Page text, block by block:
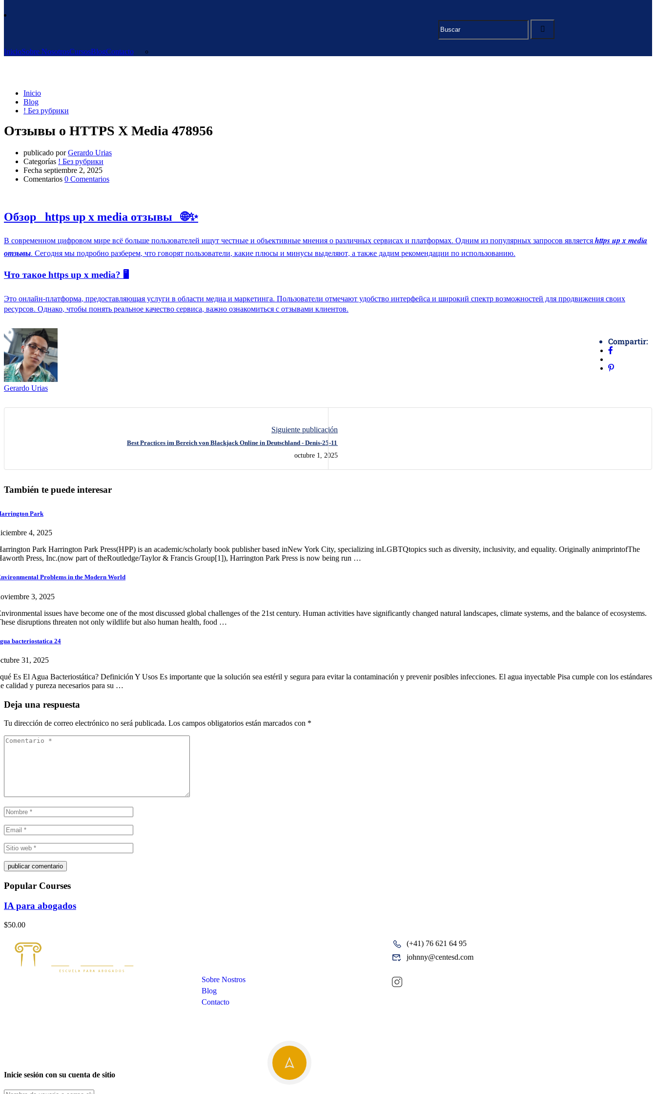
InicioSobre NosotrosCursosBlogContacto
Inicio
Blog
! Без рубрики
Отзывы о HTTPS X Media 478956
publicado por Gerardo Urias
Categorías ! Без рубрики
Fecha septiembre 2, 2025
Comentarios 0 Comentarios
Обзор _https up x media отзывы_ 🌐✨
В современном цифровом мире всё больше пользователей ищут честные и объективные мнения о различных сервисах и платформах. Одним из популярных запросов являетсяhttps up x media
отзывы. Сегодня мы подробно разберем, что говорят пользователи, какие плюсы и минусы выделяют, а также дадим рекомендации по использованию.
Что такое https up x media? 🖥️
Это онлайн-платформа, предоставляющая услуги в области медиа и маркетинга. Пользователи отмечают удобство интерфейса и широкий спектр возможностей для продвижения своих
ресурсов. Однако, чтобы понять реальное качество сервиса, важно ознакомиться с отзывами клиентов.
Compartir:
Gerardo Urias
Siguiente publicación
Best Practices im Bereich von Blackjack Online in Deutschland - Denis-25-11
octubre 1, 2025
También te puede interesar
Park
4, 2025
Park Harrington Park Press(HPP) is an academic/scholarly book publisher based inNew York City, specializing inLGBTQtopics such as diversity, inclusivity, and equality. Originally animprintofThe
Press, Inc.(now part of theRoutledge/Taylor & Francis Group[1]), Harrington Park Press is now being run …
Problems in the Modern World
3, 2025
issues have become one of the most discussed global challenges of the 21st century. Human activities have significantly changed natural landscapes, climate systems, and the balance of ecosystems.
disruptions threaten not only wildlife but also human health, food …
bacteriostatica 24
31, 2025
Es El Agua Bacteriostática? Definición Y Usos Es importante que la solución sea estéril y segura para evitar la contaminación y prevenir posibles infecciones. El agua inyectable Pisa cumple con los estándares
calidad y pureza necesarios para su …
Deja una respuesta
Tu dirección de correo electrónico no será publicada. Los campos obligatorios están marcados con *
Popular Courses
IA para abogados
$50.00
Sobre Nostros
Blog
Contacto
(+41) 76 621 64 95
johnny@centesd.com
Inicie sesión con su cuenta de sitio